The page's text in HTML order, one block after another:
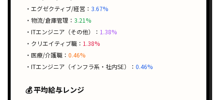
・エグゼクティブ/経営： 3.67%
・物流/倉庫管理： 3.21%
・ITエンジニア（その他）： 1.38%
・クリエイティブ職： 1.38%
・医療/介護職： 0.46%
・ITエンジニア（インフラ系・社内SE）： 0.46%
💰 平均給与レンジ